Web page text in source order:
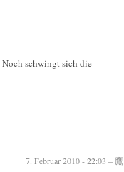
Noch schwingt sich die
7. Februar 2010 - 22:03 – 鷹